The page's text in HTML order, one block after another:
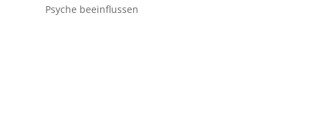
Psyche beeinflussen